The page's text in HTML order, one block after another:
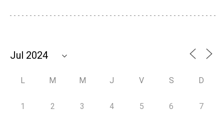
L M M J V S D
1 2 3 4 5 6 7